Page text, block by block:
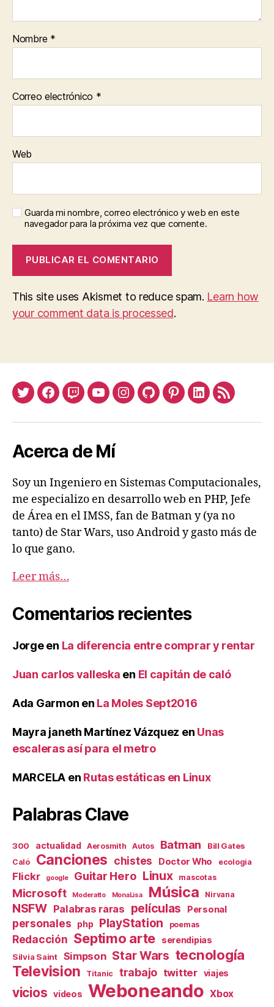
Nombre *
Correo electrónico *
Web
Guarda mi nombre, correo electrónico y web en este
navegador para la próxima vez que comente.
This site uses Akismet to reduce spam. Learn how
your comment data is processed.
TwitterFacebook
TwitchYoutubeInstagram
GithubPinterestLinkedin
Feed
Acerca de Mí
Soy un Ingeniero en Sistemas Computacionales,
me especializo en desarrollo web en PHP, Jefe
de Área en el IMSS, fan de Batman y (ya no
tanto) de Star Wars, uso Android y gasto más de
lo que gano.
Leer más…
Comentarios recientes
Jorgeen La diferencia entre comprar y rentar
Juan carlos valleska en El capitán de caló
Ada Garmon en La Moles Sept2016
Mayra janeth Martínez Vázquez en Unas
escaleras así para el metro
MARCELA en Rutas estáticas en Linux
Palabras Clave
300 actualidad Aerosmith Autos Batman Bill Gates
Caló Canciones chistes Doctor Who ecologia
Flickr google Guitar Hero Linux mascotas
Microsoft Moderatto MonaLisa Música Nirvana
NSFW Palabras raras películas Personal
personales php PlayStation poemas
Redacción Septimo arte serendipias
Silvia Saint Simpson Star Wars tecnología
Television Titanic trabajo twitter viajes
vicios videos Weboneando Xbox